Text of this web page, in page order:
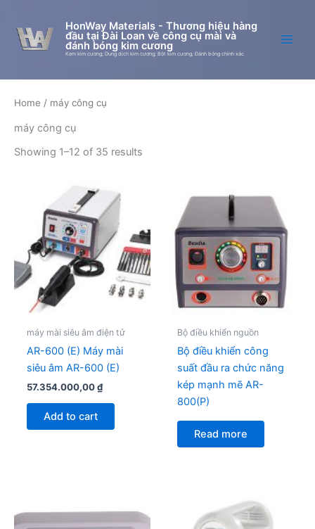
content
HonWay Materials - Thương hiệu hàng
đầu tại Đài Loan về công cụ mài và
đánh bóng kim cương
Kem kim cương; Dung dịch kim cương; Bột kim cương; Đánh bóng chính xác
Home / máy công cụ
máy công cụ
Showing 1–12 of 35 results
máy mài siêu âm điện tử
AR-600 (E) Máy mài
siêu âm AR-600 (E)
57.354.000,00₫
Add to cart
Bộ điều khiển nguồn
Bộ điều khiển công
suất đầu ra chức năng
kép mạnh mẽ AR-
800(P)
Read more